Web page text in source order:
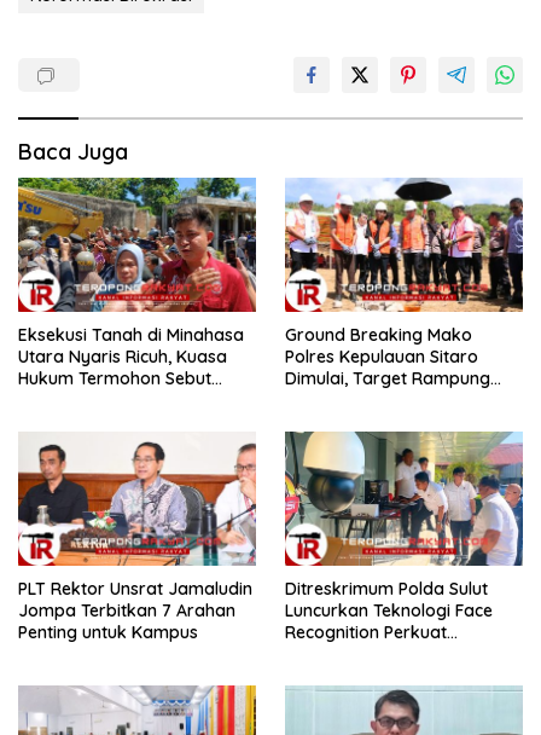
Baca Juga
Eksekusi Tanah di Minahasa
Utara Nyaris Ricuh, Kuasa
Hukum Termohon Sebut
Ground Breaking Mako
Polres Kepulauan Sitaro
Dimulai, Target Rampung
​PLT Rektor Unsrat Jamaludin
Jompa Terbitkan 7 Arahan
Penting untuk Kampus
Ditreskrimum Polda Sulut
Luncurkan Teknologi Face
Recognition Perkuat
di TIFF Tomohon 2026